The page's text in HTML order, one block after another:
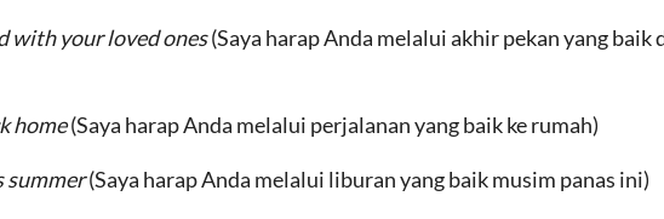
with your loved ones(Saya harap Anda melalui akhir pekan yang baik
home(Saya harap Anda melalui perjalanan yang baik ke rumah)
summer(Saya harap Anda melalui liburan yang baik musim panas ini)